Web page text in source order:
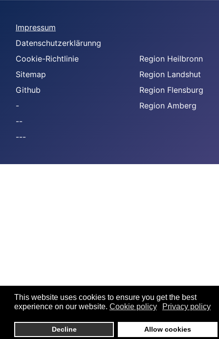
This website uses cookies to ensure you get the best
experience on our website. Cookie policy Privacy policy
Decline Allow cookies
Impressum
Datenschutzerklärunng
Cookie-Richtlinie
Sitemap
Github
-
--
---
Region Heilbronn
Region Landshut
Region Flensburg
Region Amberg